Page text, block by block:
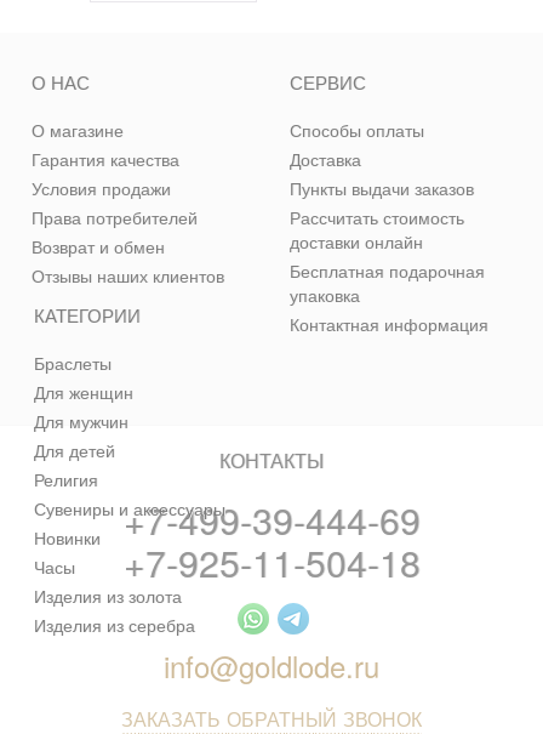
КАТЕГОРИИ
Браслеты
Для женщин
Для мужчин
Для детей
Религия
Сувениры и аксессуары
Новинки
Часы
Изделия из золота
Изделия из серебра
О НАС
О магазине
Гарантия качества
Условия продажи
Права потребителей
Возврат и обмен
Отзывы наших клиентов
СЕРВИС
Способы оплаты
Доставка
Пункты выдачи заказов
Рассчитать стоимость
доставки онлайн
Бесплатная подарочная
упаковка
Контактная информация
КОНТАКТЫ
+7-499-39-444-69
+7-925-11-504-18
info@goldlode.ru
ЗАКАЗАТЬ ОБРАТНЫЙ ЗВОНОК